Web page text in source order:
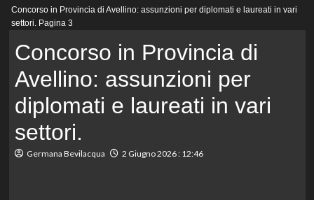
principale
Concorso in Provincia di Avellino: assunzioni per diplomati e laureati in vari
settori. Pagina 3
Concorso in Provincia di
Avellino: assunzioni per
diplomati e laureati in vari
settori.
Germana Bevilacqua 2 Giugno 2026 : 12:46